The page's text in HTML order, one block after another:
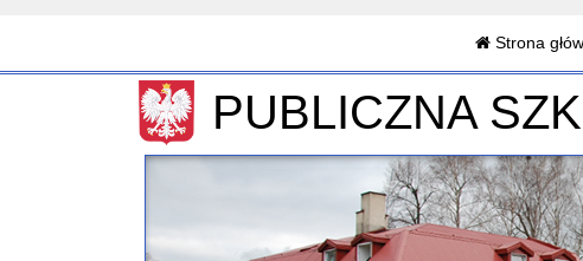
Strona
PUBLICZNA